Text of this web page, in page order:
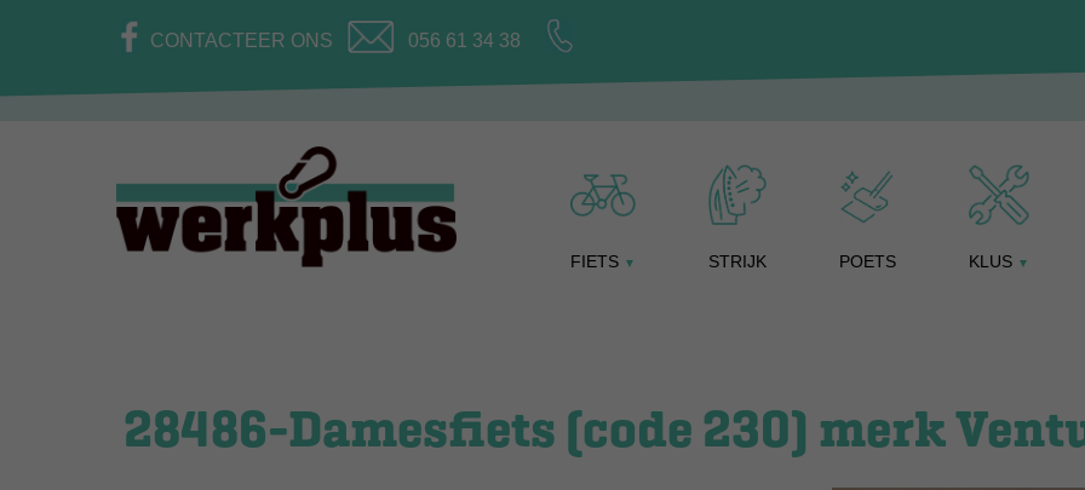
CONTACTEER ONS 056 61 34 38
FIETS ▼ STRIJK POETS KLUS ▼
28486-Damesfiets (code 230) merk